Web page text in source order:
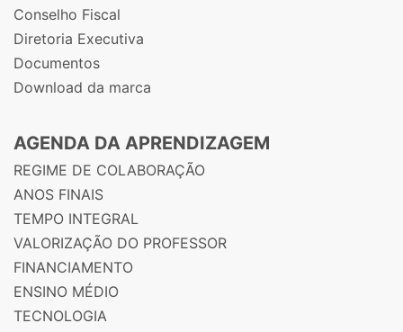
Conselho Fiscal
Diretoria Executiva
Documentos
Download da marca
AGENDA DA APRENDIZAGEM
REGIME DE COLABORAÇÃO
ANOS FINAIS
TEMPO INTEGRAL
VALORIZAÇÃO DO PROFESSOR
FINANCIAMENTO
ENSINO MÉDIO
TECNOLOGIA